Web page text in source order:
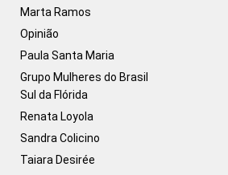
Marta Ramos
Opinião
Paula Santa Maria
Grupo Mulheres do Brasil
Sul da Flórida
Renata Loyola
Sandra Colicino
Taiara Desirée